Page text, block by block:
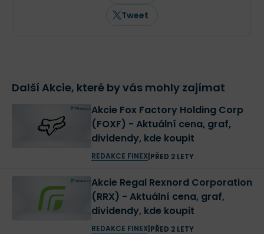
Tweet
Další Akcie, které by vás mohly zajímat
Akcie Fox Factory Holding Corp
(FOXF) - Aktuální cena, graf,
dividendy, kde koupit
REDAKCE FINEX| PŘED 2 LETY
Akcie Regal Rexnord Corporation
(RRX) - Aktuální cena, graf,
dividendy, kde koupit
REDAKCE FINEX| PŘED 2 LETY